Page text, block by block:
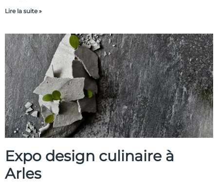
Lire la suite »
Expo design culinaire à
Arles